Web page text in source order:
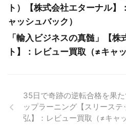
ト）【株式会社エターナル
ャッシュバック）
「輸入ビジネスの真髄」【
ト】：レビュー買取（≠キャ
35日で奇跡の逆転合格を果
ップラーニング【スリース
弘】：レビュー買取（≠キャ